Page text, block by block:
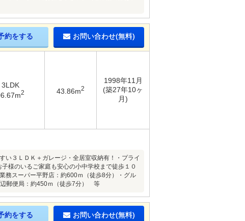
約をする お問い合わせ(無料)
3LDK
2 43.86m2
1998年11月
(築27年10ヶ
月)
い３ＬＤＫ＋ガレージ・全居室収納有！・プライ
様のいるご家庭も安心の小中学校まで徒歩１０
務スーパー平野店：約600ｍ（徒歩8分）・グル
辺郵便局：約450ｍ（徒歩7分） 等
約をする お問い合わせ(無料)